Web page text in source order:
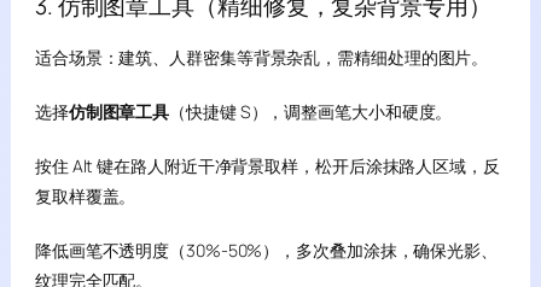
适合场景：建筑、人群密集等背景杂乱，需精细处理的图片。
选择仿制图章工具 （快捷键 S），调整画笔大小和硬度。
按住 Alt 键在路人附近干净背景取样，松开后涂抹路人区域，反
复取样覆盖。
降低画笔不透明度（30%-50%），多次叠加涂抹，确保光影、
纹理完全匹配。